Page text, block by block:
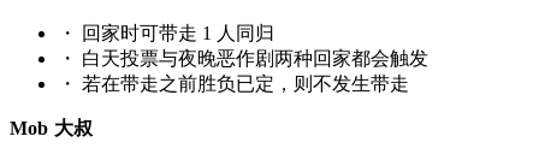
・
回家时可带走 1 人同归
・
白天投票与夜晚恶作剧两种回家都会触发
・
若在带走之前胜负已定，则不发生带走
Mob 大叔